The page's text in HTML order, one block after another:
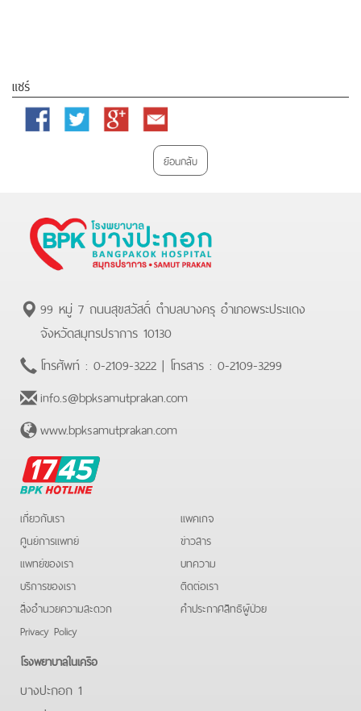
แชร์
Facebook Twitter
Google
Email
ย้อนกลับ
99 หมู่ 7 ถนนสุขสวัสดิ์ ตำบลบางครุ อำเภอพระประแดง
จังหวัดสมุทรปราการ 10130
โทรศัพท์ : 0-2109-3222 | โทรสาร : 0-2109-3299
info.s@bpksamutprakan.com
www.bpksamutprakan.com
BPK
Hotline
เกี่ยวกับเรา
ศูนย์การแพทย์
แพทย์ของเรา
บริการของเรา
สิ่งอำนวยความสะดวก
Privacy Policy
แพคเกจ
ข่าวสาร
บทความ
ติดต่อเรา
คําประกาศสิทธิผู้ป่วย
โรงพยาบาลในเครือ
บางปะกอก 1